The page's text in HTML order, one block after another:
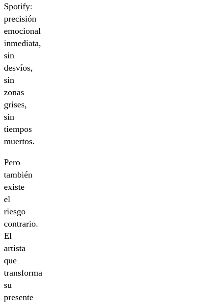
Spotify:
precisión
emocional
inmediata,
sin
desvíos,
sin
zonas
grises,
sin
tiempos
muertos.
Pero
también
existe
el
riesgo
contrario.
El
artista
que
transforma
su
presente